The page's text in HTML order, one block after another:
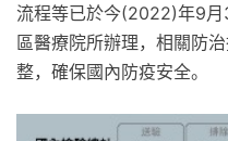
流程等已於今(2022)年9
區醫療院所辦理，相關防
整，確保國內防疫安全。